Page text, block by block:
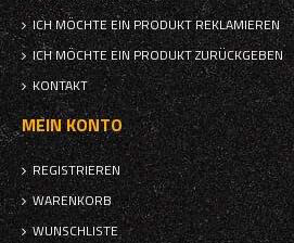
ICH MÖCHTE EIN PRODUKT REKLAMIEREN
ICH MÖCHTE EIN PRODUKT ZURÜCKGEBEN
KONTAKT
MEIN KONTO
REGISTRIEREN
WARENKORB
WUNSCHLISTE